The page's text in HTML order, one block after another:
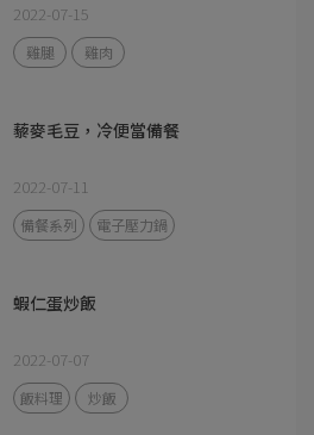
2022-07-15
雞腿 雞肉
藜麥毛豆，冷便當備餐
2022-07-11
備餐系列 電子壓力鍋
蝦仁蛋炒飯
2022-07-07
飯料理 炒飯